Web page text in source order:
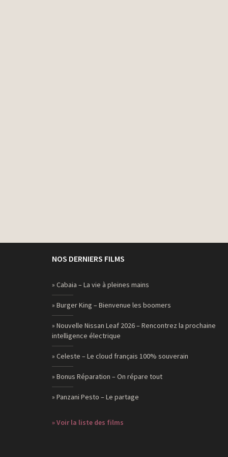
NOS DERNIERS FILMS
» Cabaia – La vie à pleines mains
» Burger King – Bienvenue les boomers
» Nouvelle Nissan Leaf 2026 – Rencontrez la prochaine
intelligence électrique
» Celeste – Le cloud français 100% souverain
» Bonus Réparation – On répare tout
» Panzani Pesto – Le partage
» Voir la liste des films